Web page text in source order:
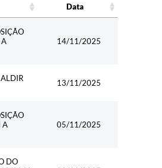
Data
14/11/2025
13/11/2025
A
05/11/2025
DO